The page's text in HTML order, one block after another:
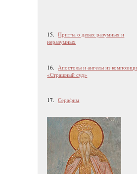
15.Притча о девах разумных и
неразумных
16. Апостолы и ангелы из
«Страшный суд»
17.Серафим